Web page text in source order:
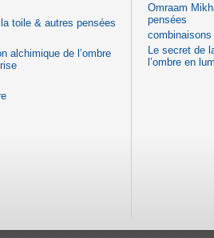
toile & autres pensées
alchimique de l’ombre
Omraam
pensées
Le secret de
l’ombre en